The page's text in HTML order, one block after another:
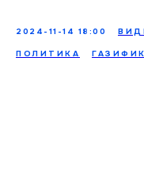
2024-11-14 18:00
ПОЛИТИКА